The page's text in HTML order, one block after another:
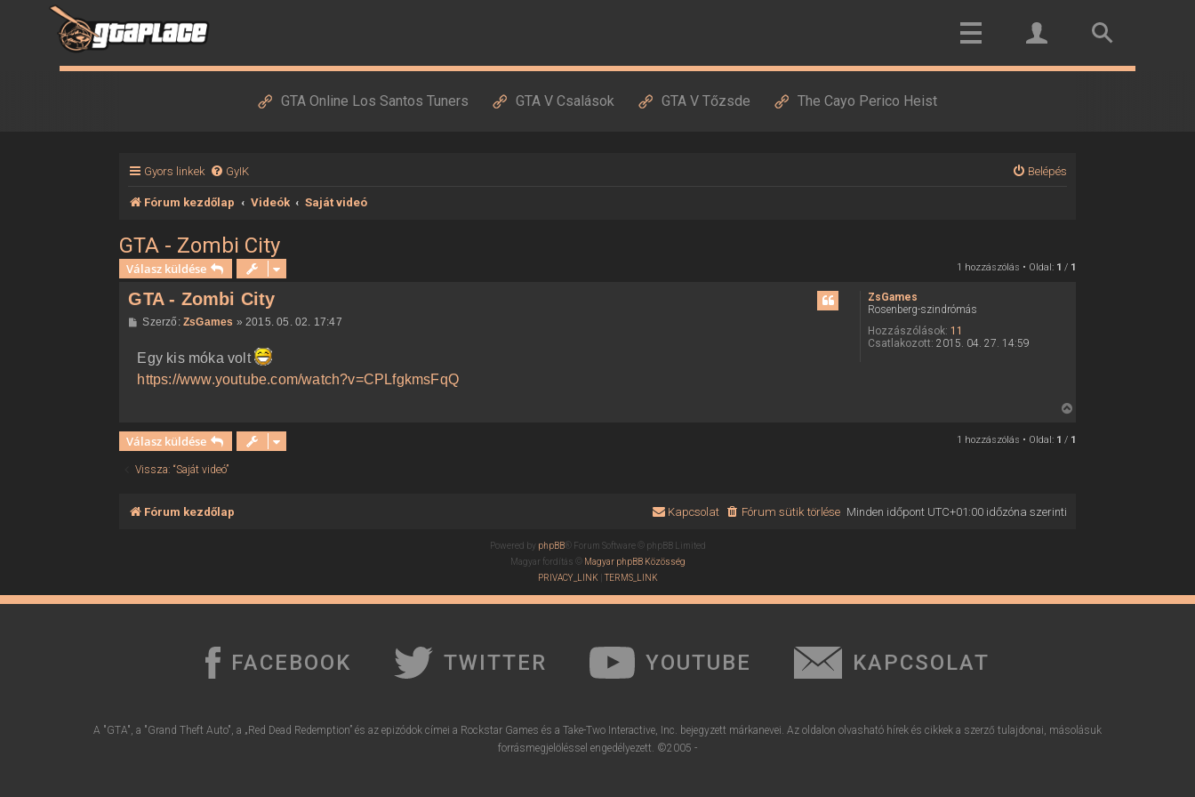
GTA Online Los Santos Tuners GTA V Csalások GTA V Tőzsde The Cayo Perico Heist
Gyors linkek GyIK Belépés
Fórum kezdőlap Videók Saját videó
GTA - Zombi City
Válasz küldése 1 hozzászólás • Oldal: 1 / 1
ZsGames
Rosenberg-szindrómás
Hozzászólások: 11
Csatlakozott: 2015. 04. 27. 14:59
GTA - Zombi City
H
z
á
s
á
s
Szerző:ZsGames »2015. 05. 02. 17:47
Egy kis móka volt
https://www.youtube.com/watch?v=CPLfgkmsFqQ
s
j
Válasz küldése 1 hozzászólás • Oldal: 1 / 1
Vissza: “Saját videó”
Fórum kezdőlap Minden időpont UTC+01:00időzóna szerinti
Fórum sütik törlése
Kapcsolat
Powered by phpBB® Forum Software © phpBB Limited
Magyar fordítás © Magyar phpBB Közösség
PRIVACY_LINK|TERMS_LINK
FACEBOOK TWITTER YOUTUBE KAPCSOLAT
A "GTA", a "Grand Theft Auto", a „Red Dead Redemption” és az epizódok címei a Rockstar Games és a Take-Two Interactive, Inc. bejegyzett márkanevei. Az oldalon olvasható hírek és cikkek a szerző tulajdonai, másolásuk
forrásmegjelöléssel engedélyezett. ©2005 -